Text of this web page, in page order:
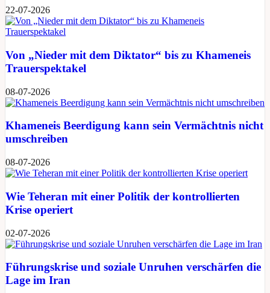
22-07-2026
Von „Nieder mit dem Diktator“ bis zu Khameneis
Trauerspektakel
08-07-2026
Khameneis Beerdigung kann sein Vermächtnis nicht
umschreiben
08-07-2026
Wie Teheran mit einer Politik der kontrollierten
Krise operiert
02-07-2026
Führungskrise und soziale Unruhen verschärfen die
Lage im Iran